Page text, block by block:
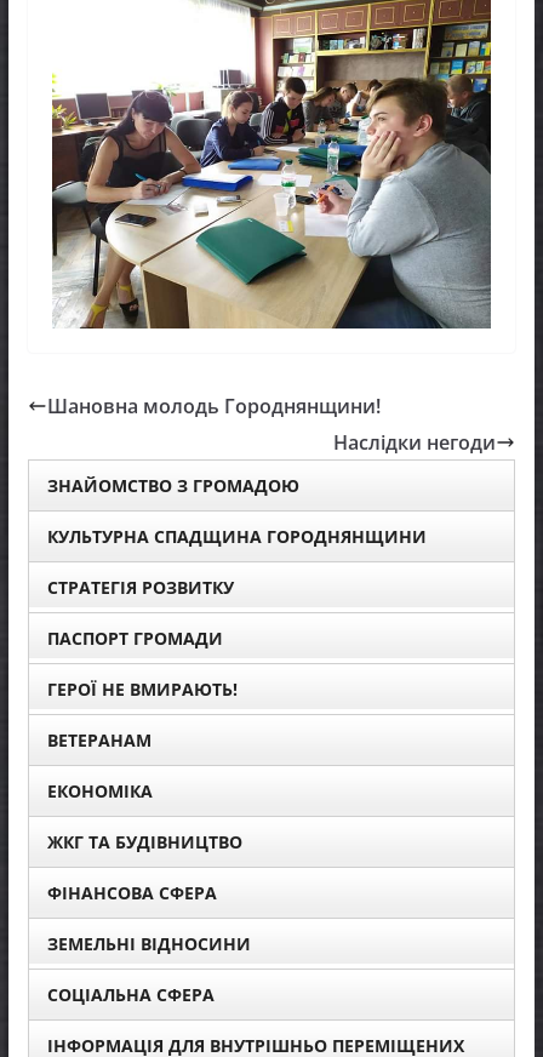
Шановна молодь Городнянщини!
Наслідки негоди
ЗНАЙОМСТВО З ГРОМАДОЮ
КУЛЬТУРНА СПАДЩИНА ГОРОДНЯНЩИНИ
СТРАТЕГІЯ РОЗВИТКУ
ПАСПОРТ ГРОМАДИ
ГЕРОЇ НЕ ВМИРАЮТЬ!
ВЕТЕРАНАМ
ЕКОНОМІКА
ЖКГ ТА БУДІВНИЦТВО
ФІНАНСОВА СФЕРА
ЗЕМЕЛЬНІ ВІДНОСИНИ
СОЦІАЛЬНА СФЕРА
ІНФОРМАЦІЯ ДЛЯ ВНУТРІШНЬО ПЕРЕМІЩЕНИХ